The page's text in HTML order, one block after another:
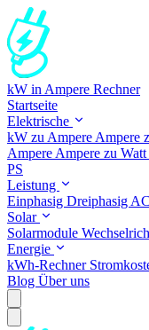
kW in Ampere Rechner
Startseite
Elektrische
kW zu Ampere Ampere
Ampere Ampere zu Watt
PS
Leistung
Einphasig Dreiphasig
Solar
Solarmodule
Energie
kWh-Rechner
Blog Über uns